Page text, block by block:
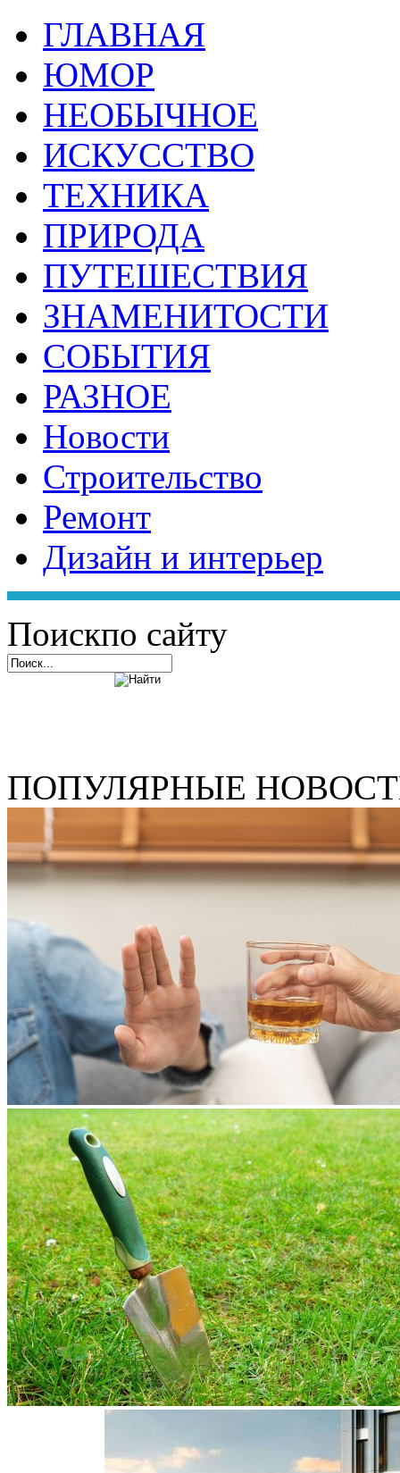
ГЛАВНАЯ
ЮМОР
НЕОБЫЧНОЕ
ИСКУССТВО
ТЕХНИКА
ПРИРОДА
ПУТЕШЕСТВИЯ
ЗНАМЕНИТОСТИ
СОБЫТИЯ
РАЗНОЕ
Новости
Строительство
Ремонт
Дизайн и интерьер
Поискпо сайту
ПОПУЛЯРНЫЕ